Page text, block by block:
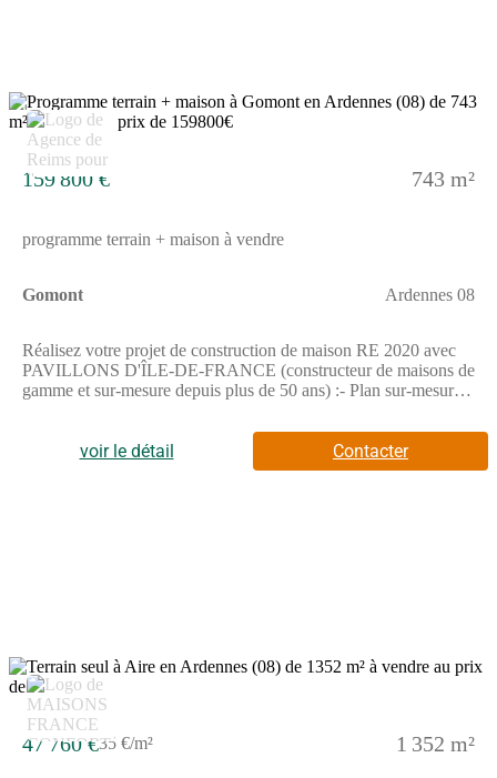
avec le logiciel VITAHOME.
2
159 800 € 743 m²
programme terrain + maison à vendre
Gomont Ardennes 08
Réalisez votre projet de construction de maison RE 2020 avec
PAVILLONS D'ÎLE-DE-FRANCE (constructeur de maisons de
gamme et sur-mesure depuis plus de 50 ans) :- Plan sur-mesure
Grands choix d'équipements et de prestations- Matériaux de
qualité selon les normes en vigueur- Accompagnement dans le
choix et l’acquisition du terrainDemandez une étude gratuite et
avec le logiciel VITAHOME.
voir le détail Contacter
47 760 €35 €/m² 1 352 m²